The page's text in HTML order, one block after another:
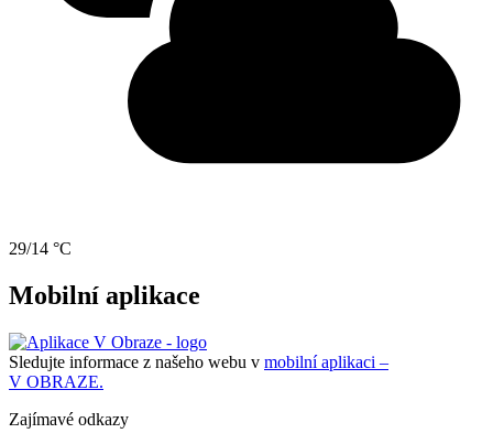
29/14 °C
Mobilní aplikace
Sledujte informace z našeho webu v mobilní aplikaci –
V OBRAZE.
Zajímavé odkazy